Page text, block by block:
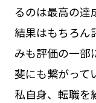
るのは最高の達
結果はもちろん
みも評価の一部
斐にも繋がって
私自身、転職を